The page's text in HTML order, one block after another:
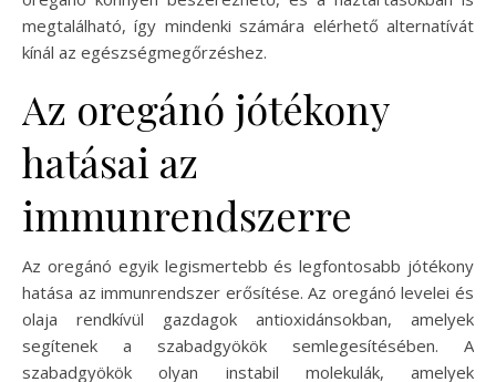
megtalálható, így mindenki számára elérhető alternatívát
kínál az egészségmegőrzéshez.
Az oregánó jótékony
hatásai az
immunrendszerre
Az oregánó egyik legismertebb és legfontosabb jótékony
hatása az immunrendszer erősítése. Az oregánó levelei és
olaja rendkívül gazdagok antioxidánsokban, amelyek
segítenek a szabadgyökök semlegesítésében. A
szabadgyökök olyan instabil molekulák, amelyek